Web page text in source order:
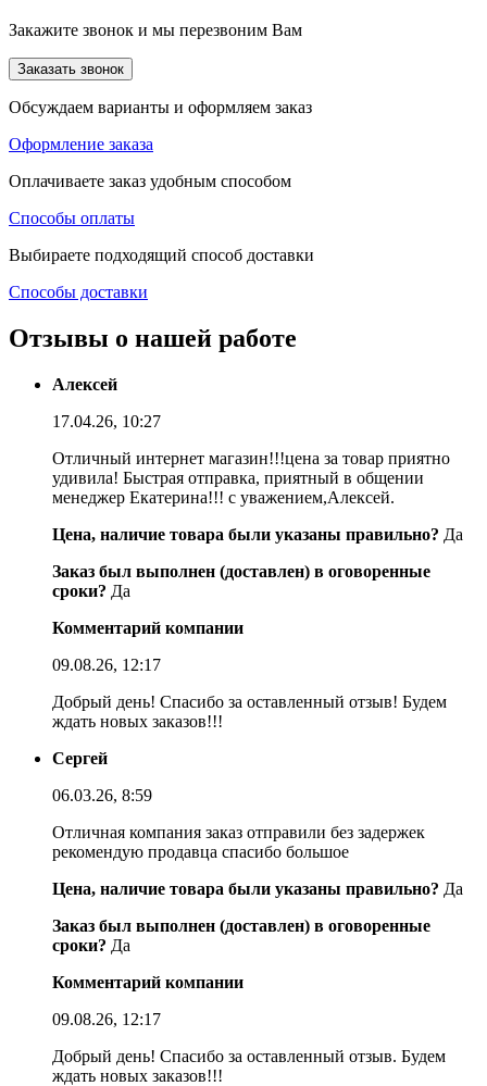
Закажите звонок и мы перезвоним Вам
Заказать звонок
Обсуждаем варианты и оформляем заказ
Оформление заказа
Оплачиваете заказ удобным способом
Способы оплаты
Выбираете подходящий способ доставки
Способы доставки
Отзывы о нашей работе
Алексей
17.04.26, 10:27
Отличный интернет магазин!!!цена за товар приятно
удивила! Быстрая отправка, приятный в общении
менеджер Екатерина!!! с уважением,Алексей.
Цена, наличие товара были указаны правильно? Да
Заказ был выполнен (доставлен) в оговоренные
сроки? Да
Комментарий компании
09.08.26, 12:17
Добрый день! Спасибо за оставленный отзыв! Будем
ждать новых заказов!!!
Сергей
06.03.26, 8:59
Отличная компания заказ отправили без задержек
рекомендую продавца спасибо большое
Цена, наличие товара были указаны правильно? Да
Заказ был выполнен (доставлен) в оговоренные
сроки? Да
Комментарий компании
09.08.26, 12:17
Добрый день! Спасибо за оставленный отзыв. Будем
ждать новых заказов!!!